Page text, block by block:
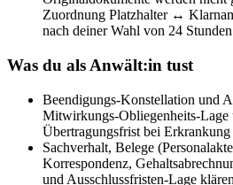
Zuordnung Platzhalter ↔
nach deiner Wahl von 24
Was du als Anwält:in tust
Beendigungs-Konstellation und
Mitwirkungs-Obliegenheits-Lage
Übertragungsfrist bei Erkrankung
Sachverhalt, Belege
Korrespondenz,
und Ausschlussfristen-Lage